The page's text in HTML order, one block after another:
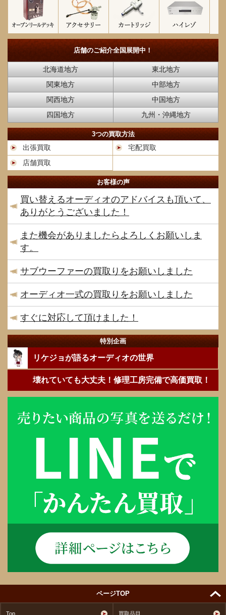
店舗のご紹介全国展開中！
北海道地方
東北地方
関東地方
中部地方
関西地方
中国地方
四国地方
九州・沖縄地方
3つの買取方法
出張買取
宅配買取
店舗買取
お客様の声
買い替えるオーディオのアドバイスも頂いて、
ありがとうございました！
また機会がありましたらよろしくお願いしま
す。
サブウーファーの買取りをお願いしました
オーディオ一式の買取りをお願いしました
すぐに対応して頂けました！
特別企画
リケジョが語るオーディオの世界
壊れていても大丈夫！修理工房完備で高価買取！
ページTOP
Top 買取品目